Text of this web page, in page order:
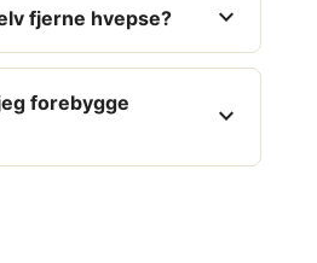
fjerne hvepse? expand_more
forebygge
expand_more